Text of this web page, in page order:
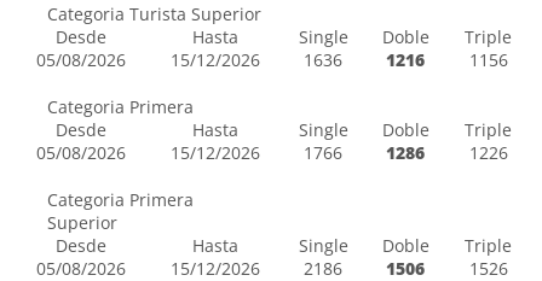
Categoria Turista Superior
Desde
Hasta Single Doble
Triple
05/08/2026
15/12/2026 1636 1216 1156
Categoria Primera
Desde
Hasta Single Doble
Triple
05/08/2026
15/12/2026 1766 1286 1226
Categoria Primera
Superior
Desde
Hasta Single Doble
Triple
05/08/2026
15/12/2026 2186 1506 1526